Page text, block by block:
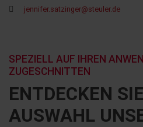
jennifer.satzinger@steuler.de
ENTDECKEN
AUSWAHL
SPEZIELL AUF IHREN
ZUGESCHNITTEN